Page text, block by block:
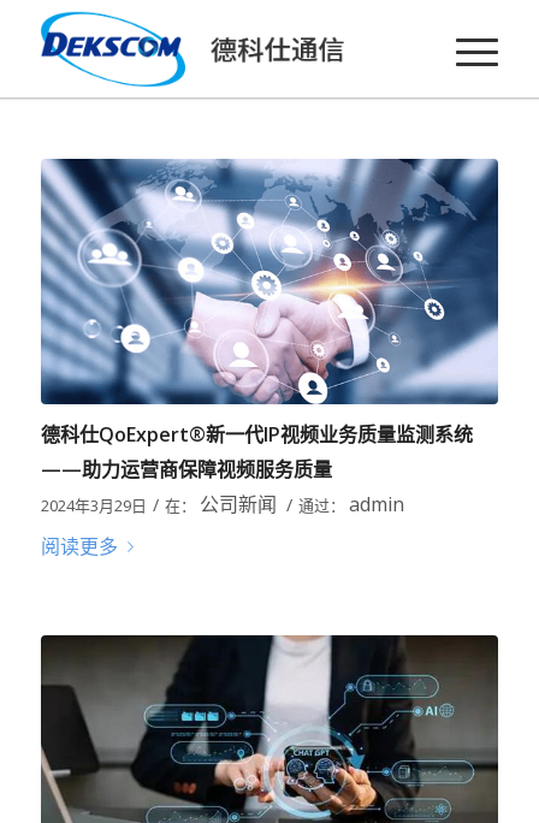
德科仕QoExpert®新一代IP视频业务质量监测系统
——助力运营商保障视频服务质量
2024年3月29日 / 在： 公司新闻 / 通过： admin
阅读更多